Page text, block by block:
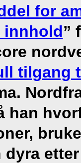
for
innhold”
tilgang
han
dyra